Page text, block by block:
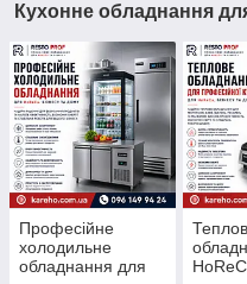
Кухонне обладнання
Професійне
холодильне
обладнання для